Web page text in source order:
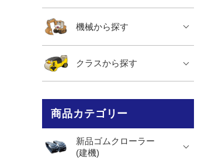
機械から探す
クラスから探す
商品カテゴリー
新品ゴムクローラー
(建機)